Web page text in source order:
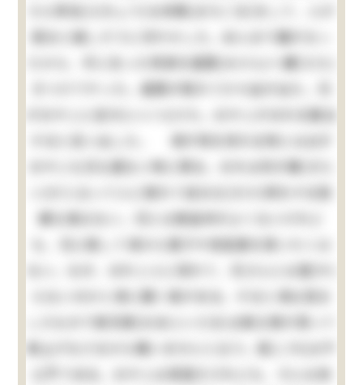
たら卑怯(ひきょう)な待駒(まちごま)をして、人が
困ると嬉しそうに冷やかした。あんまり腹が立っ
たから、手に在った飛車を眉間(みけん)へ擲(たた)
きつけてやった。眉間が割れて少々血が出た。兄
がおやじに言付(いいつ)けた。おやじがおれを勘当
すると言い出した。 清が物を呉れる時には必ず
おやじも兄も居ない時に限る。おれは何が嫌(きら
い)だと云って人に隠れて自分丈(だけ)得をする程
嫌な事はない。兄とは無論仲がよくないけれど
も、兄に隠して清から菓子や色鉛筆を貰いたくは
ない。なぜ、おれ１人に呉れて、兄さんには遣(や)
らないのかと清に聞く事がある。すると清は澄ま
したもので御兄様(おあにいさま)は御父様が買って
御上げなさるから構いませんと云う。是(これ)は不
公平である。おやじは頑固だけれども、そんな依